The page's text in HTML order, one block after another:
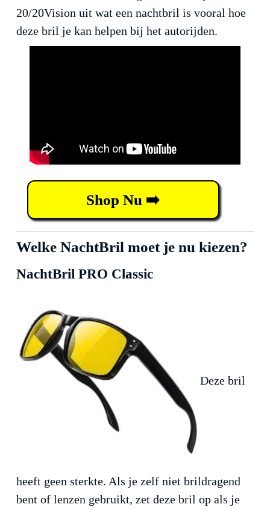
20/20Vision uit wat een nachtbril is vooral hoe
deze bril je kan helpen bij het autorijden.
Shop Nu ➡️
Welke NachtBril moet je nu kiezen?
NachtBril PRO Classic
Deze bril
heeft geen sterkte. Als je zelf niet brildragend
bent of lenzen gebruikt, zet deze bril op als je